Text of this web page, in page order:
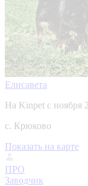
Елисавета
На Kinpet c ноября
с. Крюково
Показать на карте
ПРО
Заводчик